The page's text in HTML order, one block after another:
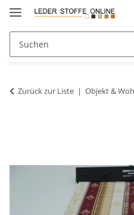
Zurück zur Liste Objekt &